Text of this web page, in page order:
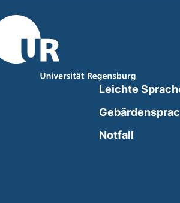
link, opens in a new window)
Leichte
Notfall